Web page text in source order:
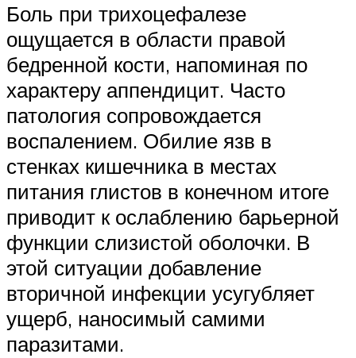
Боль при трихоцефалезе
ощущается в области правой
бедренной кости, напоминая по
характеру аппендицит. Часто
патология сопровождается
воспалением. Обилие язв в
стенках кишечника в местах
питания глистов в конечном итоге
приводит к ослаблению барьерной
функции слизистой оболочки. В
этой ситуации добавление
вторичной инфекции усугубляет
ущерб, наносимый самими
паразитами.